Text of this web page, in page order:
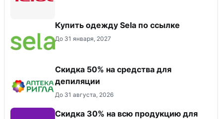
Купить одежду Sela по ссылке
До 31 января, 2027
Скидка 50% на средства для
депиляции
До 31 августа, 2026
Скидка 30% на всю продукцию для